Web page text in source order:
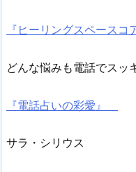
『ヒーリングスペース
どんな悩みも電話でスッ
『電話占いの彩愛』
サラ・シリウス